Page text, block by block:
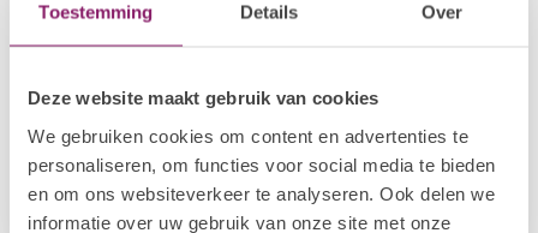
Toestemming Details Over
Deze website maakt gebruik van cookies
We gebruiken cookies om content en advertenties te
personaliseren, om functies voor social media te bieden
en om ons websiteverkeer te analyseren. Ook delen we
informatie over uw gebruik van onze site met onze
Ombre gel
€19,35
In stock
IBP Stamper & Scraper
€5,14 €4,11
In stock